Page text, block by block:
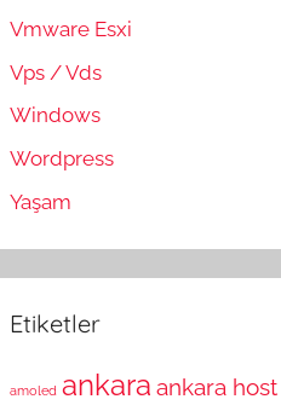
Vmware Esxi
Vps / Vds
Windows
Wordpress
Yaşam
Etiketler
amoled ankara ankara host